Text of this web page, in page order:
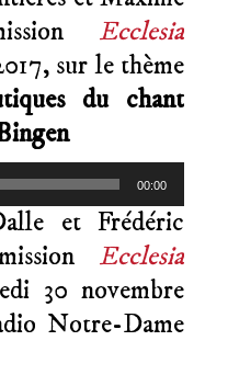
Ecclesia
sur le thème
du chant
00:00
et Frédéric
Ecclesia
30 novembre
Notre-Dame